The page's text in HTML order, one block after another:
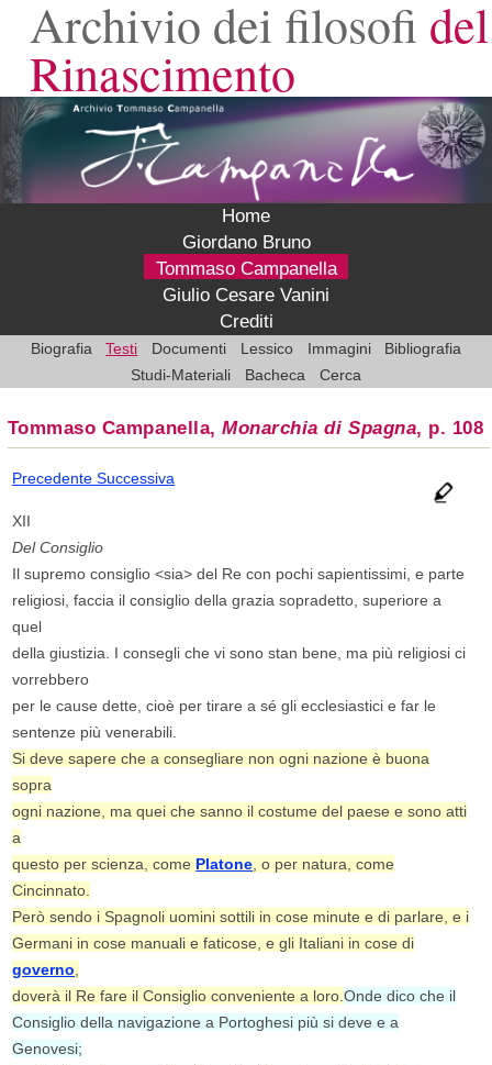
Archivio dei filosofi del
Rinascimento
Home
Giordano Bruno
Tommaso Campanella
Giulio Cesare Vanini
Crediti
Biografia Testi Documenti Lessico Immagini
Bibliografia
Studi-Materiali
Bacheca Cerca
Tommaso Campanella,Monarchia di Spagna, p. 108
PrecedenteSuccessiva
XII
Del Consiglio
Il supremo consiglio <sia> del Re con pochi sapientissimi, e parte
religiosi, faccia il consiglio della grazia sopradetto, superiore a
quel
della giustizia. I consegli che vi sono stan bene, ma più religiosi ci
vorrebbero
per le cause dette, cioè per tirare a sé gli ecclesiastici e far le
sentenze più venerabili.
Si deve sapere che a consegliare non ogni nazione è buona
sopra
ogni nazione, ma quei che sanno il costume del paese e sono atti
a
questo per scienza, come Platone, o per natura, come
Cincinnato.
Però sendo i Spagnoli uomini sottili in cose minute e di parlare, e i
Germani in cose manuali e faticose, e gli Italiani in cose di
governo,
doverà il Re fare il Consiglio conveniente a loro.Onde dico che il
Consiglio della navigazione a Portoghesi più si deve e a
Genovesi;